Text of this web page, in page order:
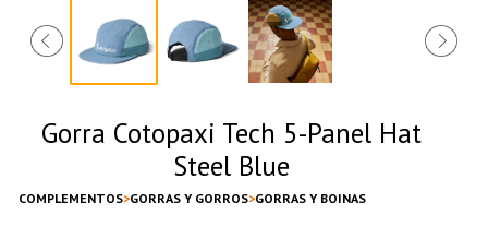
Gorra Cotopaxi Tech 5-Panel Hat
Steel Blue
COMPLEMENTOS GORRAS Y GORROS GORRAS Y BOINAS